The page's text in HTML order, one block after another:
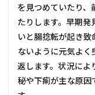
を見つめていたり、
たりします。早期発
いと腸捻転が起き致
ないように元気よく
返します。状況によ
秘や下痢が主な原因